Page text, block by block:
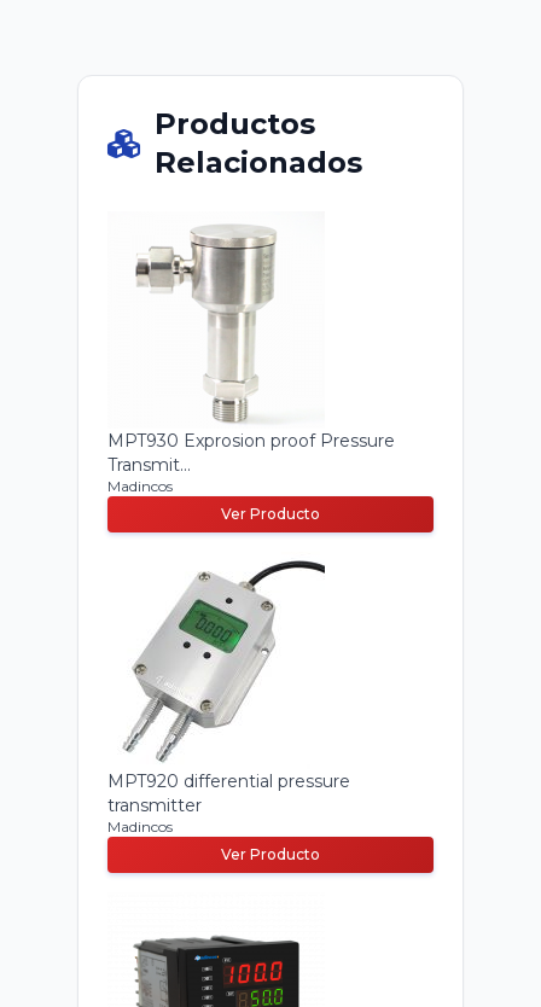
Productos
Relacionados
MPT930 Exprosion proof Pressure
Transmit...
Madincos
Ver Producto
MPT920 differential pressure
transmitter
Madincos
Ver Producto